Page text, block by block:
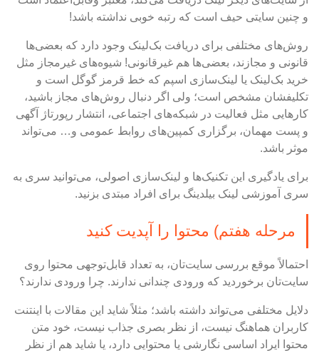
و چنین سایتی حیف است که رتبه خوبی نداشته باشد!
روش‌های مختلفی برای دریافت بک‌لینک وجود دارد که بعضی‌ها
قانونی و مجازند، بعضی‌ها هم غیرقانونی! شیوه‌های غیرمجاز مثل
خرید بک‌لینک یا لینک‌سازی اسپم که خط قرمز گوگل است و
تکلیفشان مشخص است؛ ولی اگر دنبال روش‌های مجاز باشید،
کارهایی مثل فعالیت در شبکه‌های اجتماعی، انتشار رپورتاژ آگهی
و پست مهمان، برگزاری کمپین‌های روابط عمومی و… می‌تواند
موثر باشد.
برای یادگیری این تکنیک‌ها و لینک‌سازی اصولی، می‌توانید سری به
سری آموزشی لینک بیلدینگ برای افراد مبتدی بزنید.
مرحله هفتم) محتوا را آپدیت کنید
احتمالاً موقع بررسی سایت‌تان، به تعداد قابل‌توجهی محتوا روی
سایت‌تان برخوردید که ورودی چندانی ندارند. چرا ورودی ندارند؟
دلایل مختلفی می‌تواند داشته باشد؛ مثلاً شاید این مقالات با اینتنت
کاربران هماهنگ نیست، از نظر بصری جذاب نیست، خود متن
محتوا ایراد اساسی نگارشی یا محتوایی دارد‌، یا شاید هم از نظر